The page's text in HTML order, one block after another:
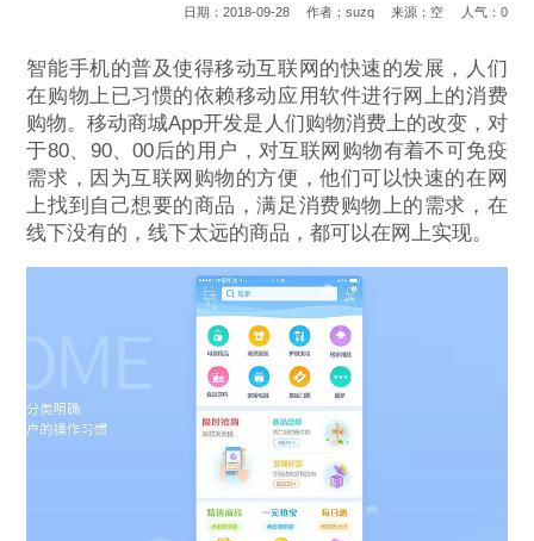
日期：2018-09-28 作者：suzq 来源：空 人气： 0
智能手机的普及使得移动互联网的快速的发展，人们
在购物上已习惯的依赖移动应用软件进行网上的消费
购物。移动商城App开发是人们购物消费上的改变，对
于80、90、00后的用户，对互联网购物有着不可免疫
需求，因为互联网购物的方便，他们可以快速的在网
上找到自己想要的商品，满足消费购物上的需求，在
线下没有的，线下太远的商品，都可以在网上实现。